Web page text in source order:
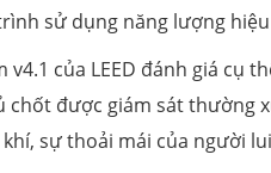
sử dụng năng lượng
của LEED đánh giá cụ
được giám sát thường
sự thoải mái của người